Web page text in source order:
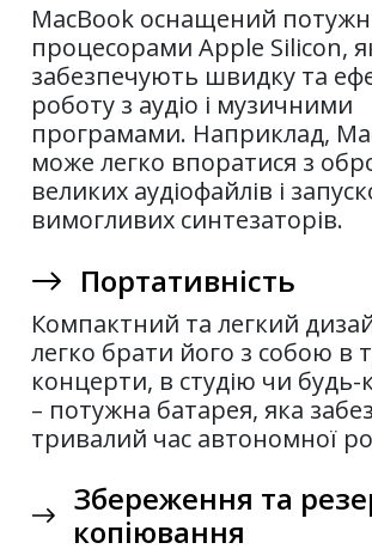
MacBook оснащений
процесорами Apple Silicon,
забезпечують швидку та
роботу з аудіо і музичними
програмами. Наприклад,
може легко впоратися з
великих аудіофайлів і
вимогливих синтезаторів.
Портативність
Компактний та легкий
легко брати його з собою в
концерти, в студію чи
– потужна батарея, яка
тривалий час автономної
Збереження та
копіювання